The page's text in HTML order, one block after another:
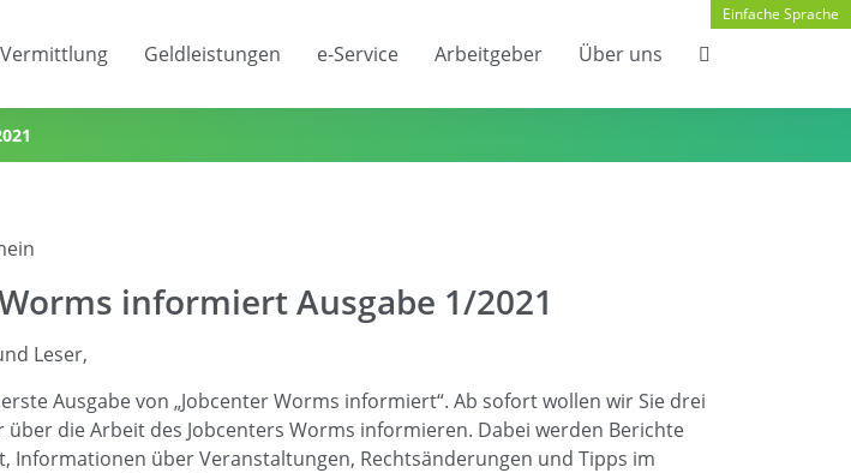
Geldleistungen e-Service Arbeitgeber Über uns
Einfache Sprache
informiert Ausgabe 1/2021
Leser,
Ausgabe von „Jobcenter Worms informiert“. Ab sofort wollen wir Sie drei
über die Arbeit des Jobcenters Worms informieren. Dabei werden Berichte
Informationen über Veranstaltungen, Rechtsänderungen und Tipps im